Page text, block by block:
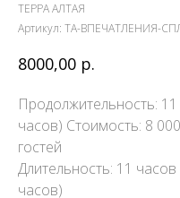
ТЕРРА АЛТАЯ
Артикул: TA-ВПЕЧАТЛЕНИЯ-
8000,00 р.
Продолжительность:
часов) Стоимость: 8
гостей
Длительность: 11
часов)